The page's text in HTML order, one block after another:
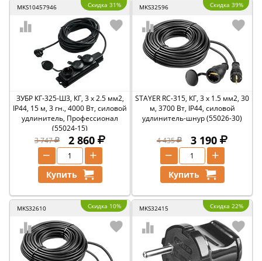
MKS10457946 Скидка 31%
ЗУБР КГ-325-Ш3, КГ, 3 x 2.5 мм2,
IP44, 15 м, 3 гн., 4000 Вт, силовой
удлинитель, Профессионал
(55024-15)
3 747
2 860
+
−
Купить
MKS32596 Скидка 39%
STAYER RC-315, КГ, 3 x 1.5 мм2, 30
м, 3700 Вт, IP44, силовой
удлинитель-шнур (55026-30)
4 435 3 190
+
−
Купить
MKS32610 Скидка 10% MKS32415 Скидка 22%